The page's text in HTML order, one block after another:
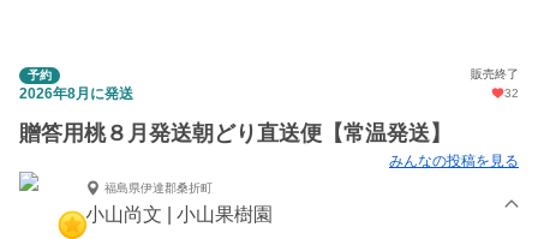
予約 販売終了
2026年8月に発送 32
贈答用桃８月発送朝どり直送便【常温発送】
みんなの投稿を見る
福島県伊達郡桑折町
小山尚文 | 小山果樹園